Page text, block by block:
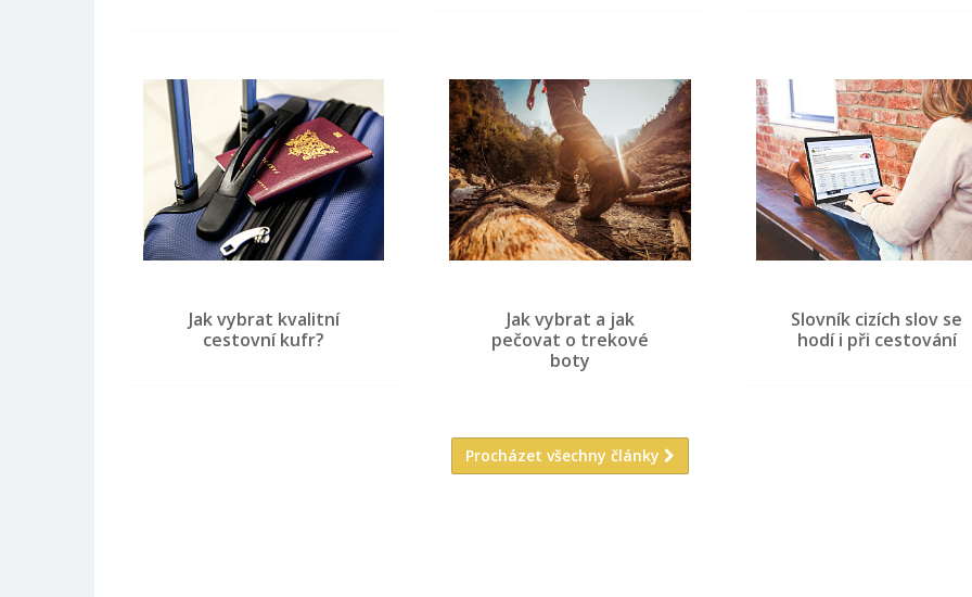
Jak vybrat kvalitní
cestovní kufr?
Jak vybrat a jak
pečovat o trekové
boty
Slovník cizích slov se
hodí i při cestování
Procházet všechny články